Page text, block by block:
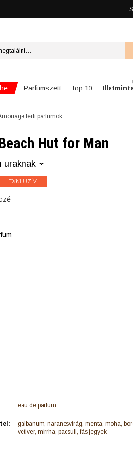
Parfümszett Top 10
férfi parfümök
Hut for Man
uraknak
EXKLUZÍV
eau de parfum
galbanum, narancsvirág, menta, moha,
vetiver, mirrha, pacsuli, fás jegyek